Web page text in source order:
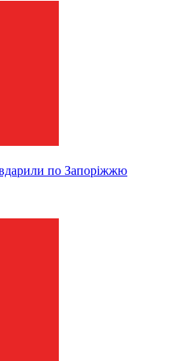
вдарили по Запоріжжю